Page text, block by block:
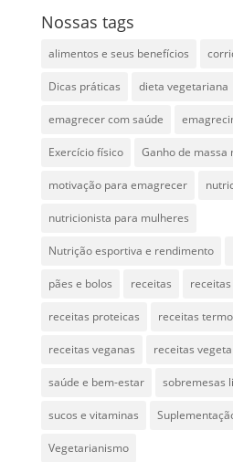
Nossas tags
alimentos e seus benefícios
Dicas práticas dieta vegetariana
emagrecer com saúde
Exercício físico Ganho de massa
motivação para emagrecer
nutricionista para mulheres
Nutrição esportiva e rendimento
pães e bolos receitas
receitas proteicas receitas
receitas veganas receitas
saúde e bem-estar sobremesas
sucos e vitaminas
Vegetarianismo